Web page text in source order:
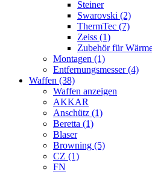
Steiner
Swarovski (2)
ThermTec (7)
Zeiss (1)
Zubehör für
Montagen (1)
Entfernungsmesser (4)
Waffen (38)
Waffen anzeigen
AKKAR
Anschütz (1)
Beretta (1)
Blaser
Browning (5)
CZ (1)
FN